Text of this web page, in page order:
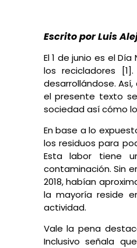
Escrito por Luis
El 1 de junio es el
los recicladores
desarrollándose.
el presente texto
sociedad así cómo
En base a lo
los residuos para
Esta labor tiene
contaminación. Sin
2018, habían
la mayoría reside
actividad.
Vale la pena
Inclusivo señala